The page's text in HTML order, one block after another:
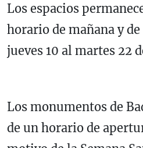
Los espacios
horario de mañana y de
jueves 10 al martes 22
Los monumentos de
de un horario de